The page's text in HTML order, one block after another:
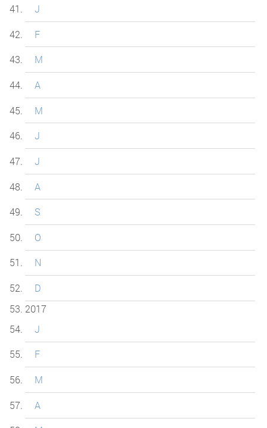
J
F
M
A
M
J
J
A
S
O
N
D
2017
J
F
M
A